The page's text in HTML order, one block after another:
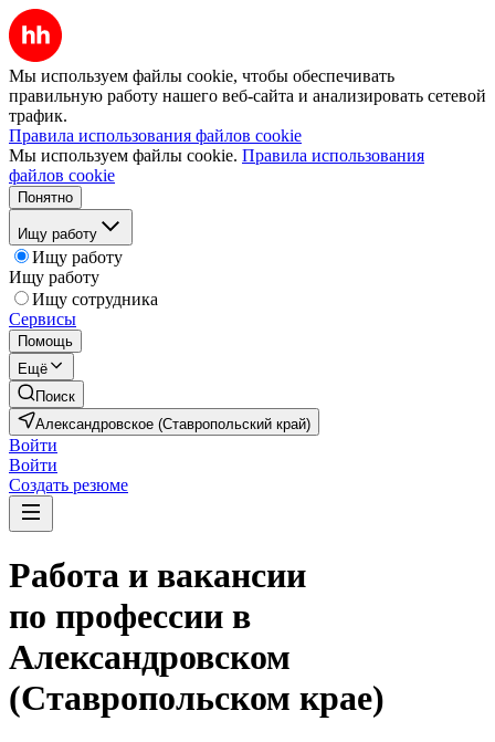
Мы используем файлы cookie, чтобы обеспечивать
правильную работу нашего веб-сайта и анализировать сетевой
трафик.
Правила использования файлов cookie
Мы используем файлы cookie. Правила использования
файлов cookie
Понятно
Ищу работу
Ищу работу
Ищу работу
Ищу сотрудника
Сервисы
Помощь
Ещё
Поиск
Александровское (Ставропольский край)
Войти
Войти
Создать резюме
Работа и вакансии
по профессии в
Александровском
(Ставропольском крае)